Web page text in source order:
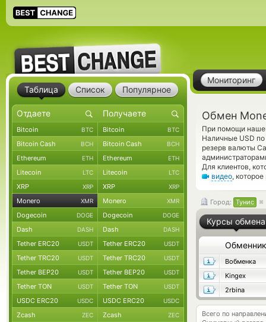
Мониторинг
Обмен
При помощи
Наличные USD
резерв валюты
Для клиентов,
видео,
Город: Тунис
Курсы обмена
Обменник
Вобменка
Kingex
2rbina
Всего по
Таблица Список Популярное
Bitcoin BTC Bitcoin BTC
Bitcoin Cash BCH Bitcoin Cash BCH
Ethereum ETH Ethereum ETH
Litecoin LTC Litecoin LTC
XRP XRP XRP XRP
Monero XMR Monero XMR
Dogecoin DOGE Dogecoin DOGE
Dash DASH Dash DASH
Tether ERC20 USDT Tether ERC20 USDT
Tether TRC20 USDT Tether TRC20 USDT
Tether BEP20 USDT Tether BEP20 USDT
Tether TON USDT Tether TON USDT
USDC ERC20 USDC USDC ERC20 USDC
Zcash ZEC Zcash ZEC